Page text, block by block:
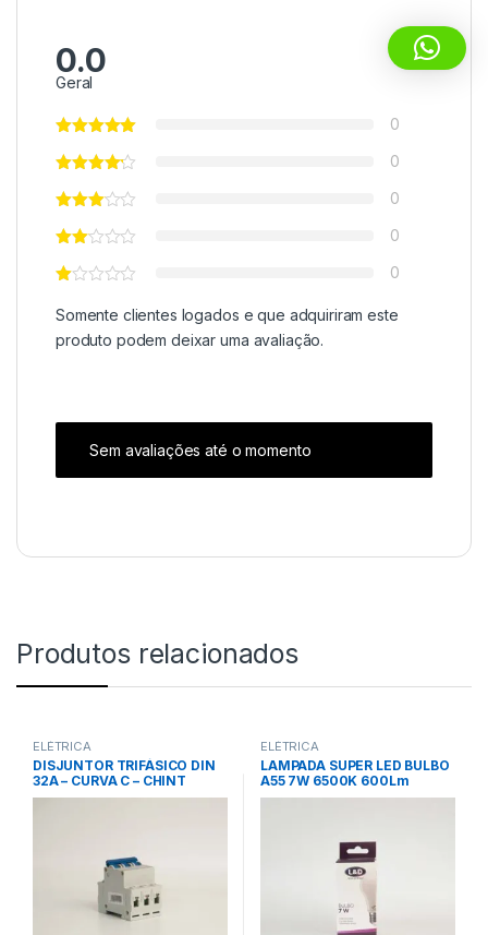
0.0
Geral
0
0
0
0
0
Somente clientes logados e que adquiriram este
produto podem deixar uma avaliação.
Sem avaliações até o momento
Produtos relacionados
ELÉTRICA
DISJUNTOR TRIFÁSICO DIN
32A – CURVA C – CHINT
ELÉTRICA
LAMPADA SUPER LED BULBO
A55 7W 6500K 600Lm
BIVOLT – BRANCA (FRIA) –